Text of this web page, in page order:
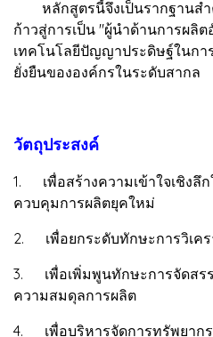
หลักสูตรนี้จึงเป็นรากฐานส
ก้าวสู่การเป็น "ผู้นำด้านการผลิ
เทคโนโลยีปัญญาประดิษฐ์ในกา
ยั่งยืนขององค์กรในระดับสากล
วัตถุประสงค์
1. เพื่อสร้างความเข้าใจเชิงลึ
ควบคุมการผลิตยุคใหม่
2. เพื่อยกระดับทักษะการวิเค
3. เพื่อเพิ่มพูนทักษะการจัดสร
ความสมดุลการผลิต
4. เพื่อบริหารจัดการทรัพยาก